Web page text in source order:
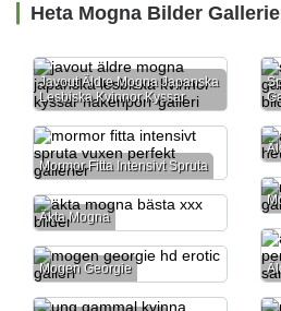
Heta Mogna Bilder
Javout Äldre Mogna Japanska
Lesbiska Kvinnor Kyssar
Mormor Fitta Intensivt Spruta
Äkta Mogna
Mogen Georgie